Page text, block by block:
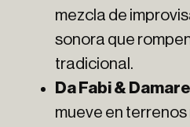
mezcla de
sonora que
tradicional.
Da Fabi &
mueve en